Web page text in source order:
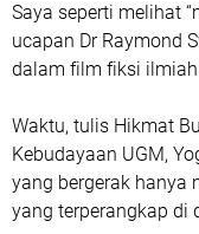
Saya seperti melihat
ucapan Dr Raymond
dalam film fiksi
Waktu, tulis Hikmat
Kebudayaan UGM,
yang bergerak hanya
yang terperangkap di